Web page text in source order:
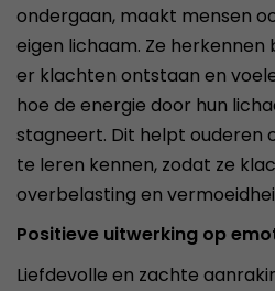
ondergaan, maakt mensen
eigen lichaam. Ze
er klachten ontstaan en
hoe de energie door hun
stagneert. Dit helpt ouderen
te leren kennen, zodat ze
overbelasting en
Positieve uitwerking op
Liefdevolle en zachte